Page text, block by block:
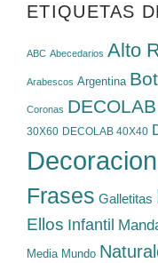
ETIQUETAS
ABC Abecedarios Alto
Arabescos Argentina
Coronas DECOLAB
30X60 DECOLAB 40X40
Decoracion
Frases Galletitas
Ellos Infantil
Media Mundo